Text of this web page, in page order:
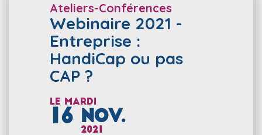
Ateliers-Conférences
Webinaire 2021 -
Entreprise :
HandiCap ou pas
CAP ?
Le mardi
16 NOV.
2021